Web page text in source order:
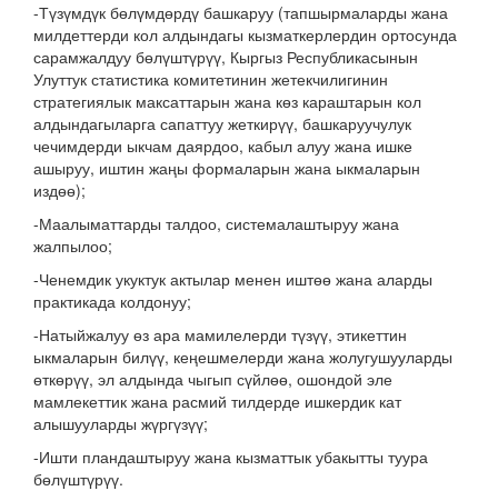
-Түзүмдүк бөлүмдөрдү башкаруу (тапшырмаларды жана
милдеттерди кол алдындагы кызматкерлердин ортосунда
сарамжалдуу бөлүштүрүү, Кыргыз Республикасынын
Улуттук статистика комитетинин жетекчилигинин
стратегиялык максаттарын жана көз караштарын кол
алдындагыларга сапаттуу жеткирүү, башкаруучулук
чечимдерди ыкчам даярдоо, кабыл алуу жана ишке
ашыруу, иштин жаңы формаларын жана ыкмаларын
издөө);
-Маалыматтарды талдоо, системалаштыруу жана
жалпылоо;
-Ченемдик укуктук актылар менен иштөө жана аларды
практикада колдонуу;
-Натыйжалуу өз ара мамилелерди түзүү, этикеттин
ыкмаларын билүү, кеңешмелерди жана жолугушууларды
өткөрүү, эл алдында чыгып сүйлөө, ошондой эле
мамлекеттик жана расмий тилдерде ишкердик кат
алышууларды жүргүзүү;
-Ишти пландаштыруу жана кызматтык убакытты туура
бөлүштүрүү.